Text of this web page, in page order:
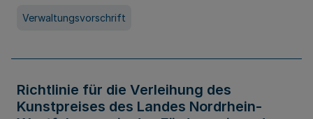
Verwaltungsvorschrift
Richtlinie für die Verleihung des
Kunstpreises des Landes Nordrhein-